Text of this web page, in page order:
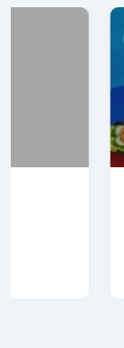
Ekstra
Periode 17